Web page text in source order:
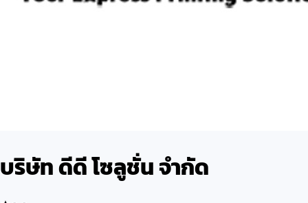
บริษัท ดีดี โซลูชั่น จำกัด